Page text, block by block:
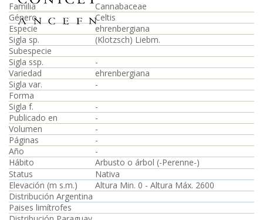
Familia
Cannabaceae
Género
Celtis
Especie
ehrenbergiana
Sigla sp.
(Klotzsch) Liebm.
Subespecie
Sigla ssp.
-
Variedad
ehrenbergiana
Sigla var.
-
Forma
Sigla f.
-
Publicado en
-
Volumen
-
Páginas
-
Año
-
Hábito
Arbusto o árbol (-Perenne-)
Status
Nativa
Elevación (m s.m.)
Altura Min. 0 - Altura Máx. 2600
Distribución Argentina
Paises limítrofes